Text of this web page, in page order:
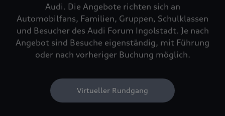
Audi. Die Angebote richten sich an
Automobilfans, Familien, Gruppen, Schulklassen
und Besucher des Audi Forum Ingolstadt. Je nach
Angebot sind Besuche eigenständig, mit Führung
oder nach vorheriger Buchung möglich.
Virtueller Rundgang